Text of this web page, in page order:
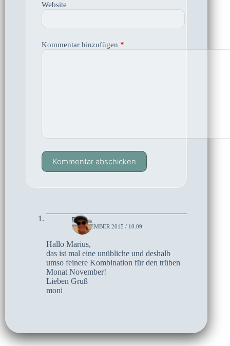
Website
Kommentar hinzufügen *
Kommentar abschicken
moni
1. NOVEMBER 2015 / 10:09
Hallo Marius,
das ist mal eine unübliche und deshalb
umso feinere Kombination für den trüben
Monat November!
Lieben Gruß
moni